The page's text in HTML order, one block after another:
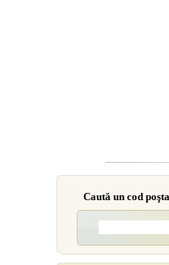
Caută un cod